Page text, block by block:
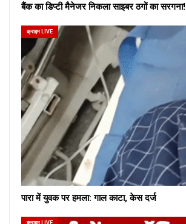
बैंक का डिप्टी मैनेजर निकला साइबर ठगों का सरगना!
क्राइम LIVE
पारा में युवक पर हमला: गाल काटा, केस दर्ज